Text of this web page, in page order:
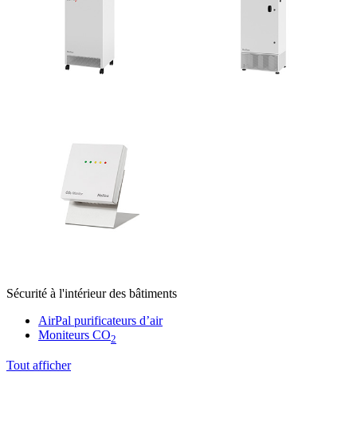
Sécurité à l'intérieur des bâtiments
AirPal purificateurs d’air
Moniteurs CO2
Tout afficher